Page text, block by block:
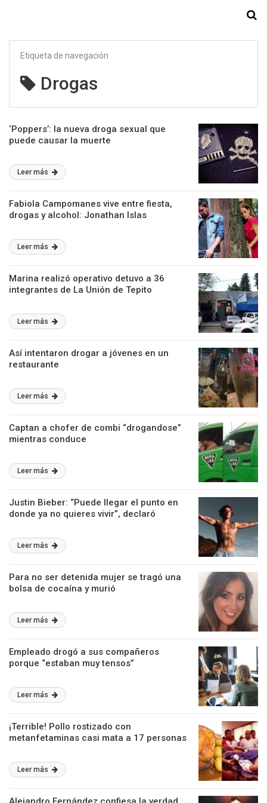
Etiqueta de navegación
Drogas
‘Poppers’: la nueva droga sexual que
puede causar la muerte
Leer más
Fabiola Campomanes vive entre fiesta,
drogas y alcohol: Jonathan Islas
Leer más
Marina realizó operativo detuvo a 36
integrantes de La Unión de Tepito
Leer más
Así intentaron drogar a jóvenes en un
restaurante
Leer más
Captan a chofer de combi “drogandose”
mientras conduce
Leer más
Justin Bieber: “Puede llegar el punto en
donde ya no quieres vivir”, declaró
Leer más
Para no ser detenida mujer se tragó una
bolsa de cocaína y murió
Leer más
Empleado drogó a sus compañeros
porque “estaban muy tensos”
Leer más
¡Terrible! Pollo rostizado con
metanfetaminas casi mata a 17 personas
Leer más